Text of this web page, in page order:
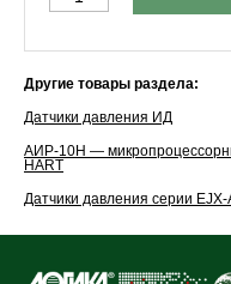
Другие товары раздела:
Датчики давления ИД
АИР-10H —
HART
Датчики давления серии EJX-